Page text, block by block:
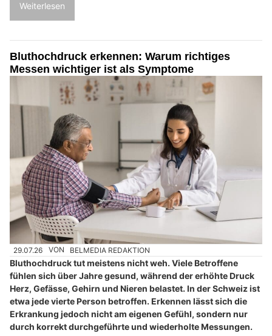
Weiterlesen
Bluthochdruck erkennen: Warum richtiges
Messen wichtiger ist als Symptome
29.07.26 VON BELMEDIA REDAKTION
Bluthochdruck tut meistens nicht weh. Viele Betroffene
fühlen sich über Jahre gesund, während der erhöhte Druck
Herz, Gefässe, Gehirn und Nieren belastet. In der Schweiz ist
etwa jede vierte Person betroffen. Erkennen lässt sich die
Erkrankung jedoch nicht am eigenen Gefühl, sondern nur
durch korrekt durchgeführte und wiederholte Messungen.